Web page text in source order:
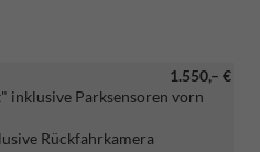
1.550,– €
inklusive Parksensoren vorn
Rückfahrkamera